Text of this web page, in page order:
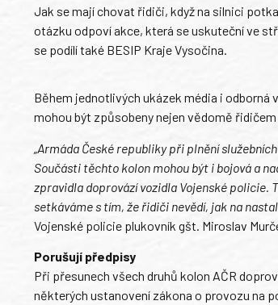
Jak se mají chovat řidiči, když na silnici
otázku odpoví akce, která se uskuteční ve
se podílí také BESIP Kraje Vysočina.
Během jednotlivých ukázek média i
mohou být způsobeny nejen vědomě
„Armáda České republiky při plnění
Součásti těchto kolon mohou být i bojová a
zpravidla doprovází vozidla Vojenské policie.
setkáváme s tím, že řidiči nevědí, jak na
Vojenské policie plukovník gšt. Miroslav
Porušují předpisy
Při přesunech všech druhů kolon AČR
některých ustanovení zákona o provozu na